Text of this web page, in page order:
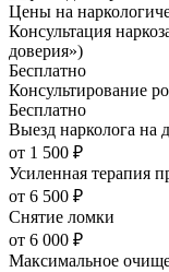
Цены на
Консультация
доверия»)
Бесплатно
Консультирование
Бесплатно
Выезд нарколога на
от 1 500 ₽
Усиленная терапия
от 6 500 ₽
Снятие ломки
от 6 000 ₽
Максимальное